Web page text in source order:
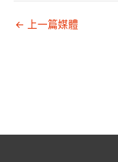
← 上一篇媒體